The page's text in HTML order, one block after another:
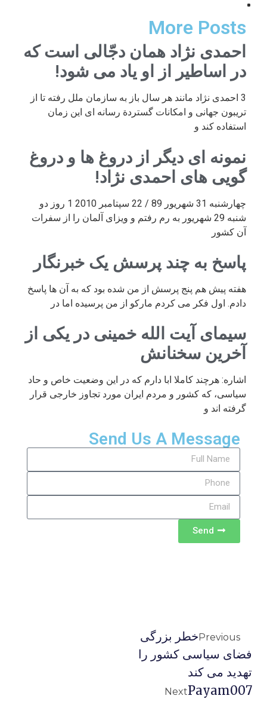
More Posts
احمدی نژاد همان دجّالی است که
در اساطیر از او یاد می شود!
3 احمدی نژاد مانند هر سال باز به سازمان ملل رفته تا از
تریبون جهانی و امکانات گستردة رسانه ای این زمان
استفاده کند و
نمونه ای دیگر از دروغ ها و دروغ
گویی های احمدی نژاد!
چهارشنبه 31 شهریور 89 / 22 سپتامبر 2010 1 روز دو
شنبه 29 شهریور به رم رفتم و ویزای آلمان را از سفرات
آن کشور
پاسخ به چند پرسش یک خبرنگار
هفته پیش هم پنج پرسش از من شده بود که به آن ها پاسخ
دادم. اول فکر می کردم مارکو از من پرسیده اما در
سیمای آیت الله خمینی در یکی از
آخرین سخنانش
اشاره: هرچند کاملا ابا دارم که در این وضعیت خاص و حاد
سیاسی، که کشور و مردم ایران مورد تجاوز خارجی قرار
گرفته اند و
Send Us A Message
Send
Previousخطر بزرگی
فضای سیاسی کشور را
تهدید می کند
NextPayam007